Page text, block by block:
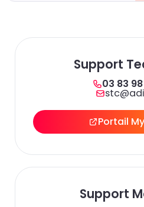
Support
03 83
Portail
Support